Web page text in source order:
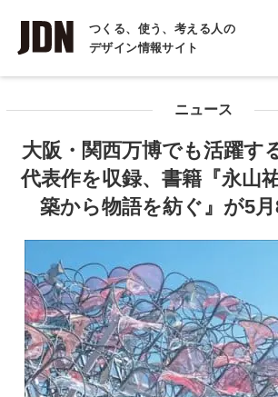
つくる、使う、考える人の
デザイン情報サイト
INTERVIEW
インタビュー
COLUMN
コラム
ニュース
大阪・関西万博でも活躍す
代表作を収録、書籍『永山
築から物語を紡ぐ』が5